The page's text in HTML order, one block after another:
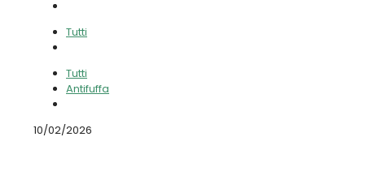
Tutti
Tutti
Antifuffa
10/02/2026